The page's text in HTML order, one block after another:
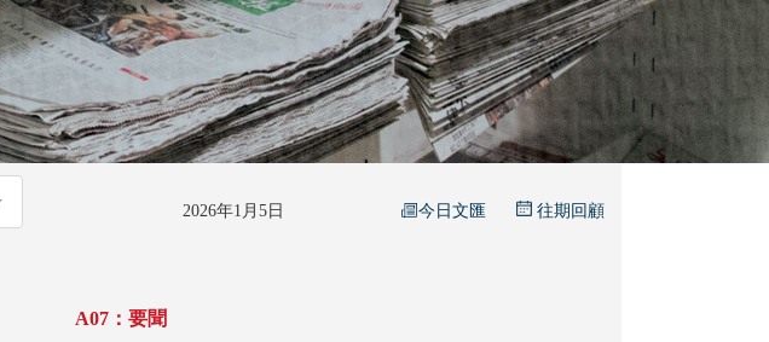
香港文匯報 2026年1月5日 今日文匯 往期回顧
A07：要聞